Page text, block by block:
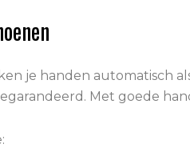
je handen automatisch
Met goede